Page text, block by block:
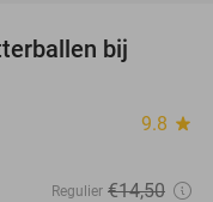
bij
9.8 star
Regulier €14,50